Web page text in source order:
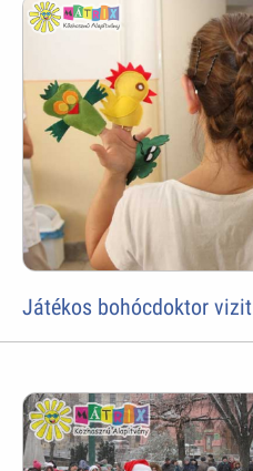
Játékos bohócdoktor vizit